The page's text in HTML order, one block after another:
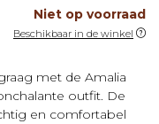
Niet op voorraad
Beschikbaar in de winkel
met de Amalia
outfit. De
en comfortabel